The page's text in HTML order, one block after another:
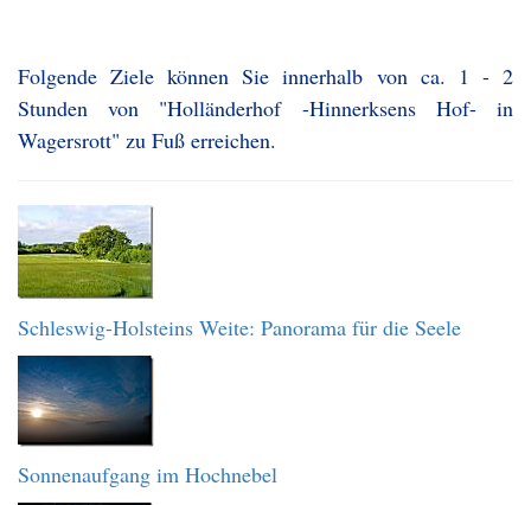
Folgende Ziele können Sie innerhalb von ca. 1 - 2
Stunden von "Holländerhof -Hinnerksens Hof- in
Wagersrott" zu Fuß erreichen.
Schleswig-Holsteins Weite: Panorama für die Seele
Sonnenaufgang im Hochnebel